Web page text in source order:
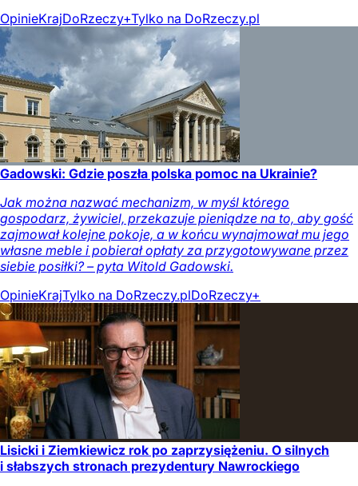
OpinieKrajDoRzeczy+Tylko na DoRzeczy.pl
Gadowski: Gdzie poszła polska pomoc na Ukrainie?
Jak można nazwać mechanizm, w myśl którego
gospodarz, żywiciel, przekazuje pieniądze na to, aby gość
zajmował kolejne pokoje, a w końcu wynajmował mu jego
własne meble i pobierał opłaty za przygotowywane przez
siebie posiłki? – pyta Witold Gadowski.
OpinieKrajTylko na DoRzeczy.plDoRzeczy+
Lisicki i Ziemkiewicz rok po zaprzysiężeniu. O silnych
i słabszych stronach prezydentury Nawrockiego